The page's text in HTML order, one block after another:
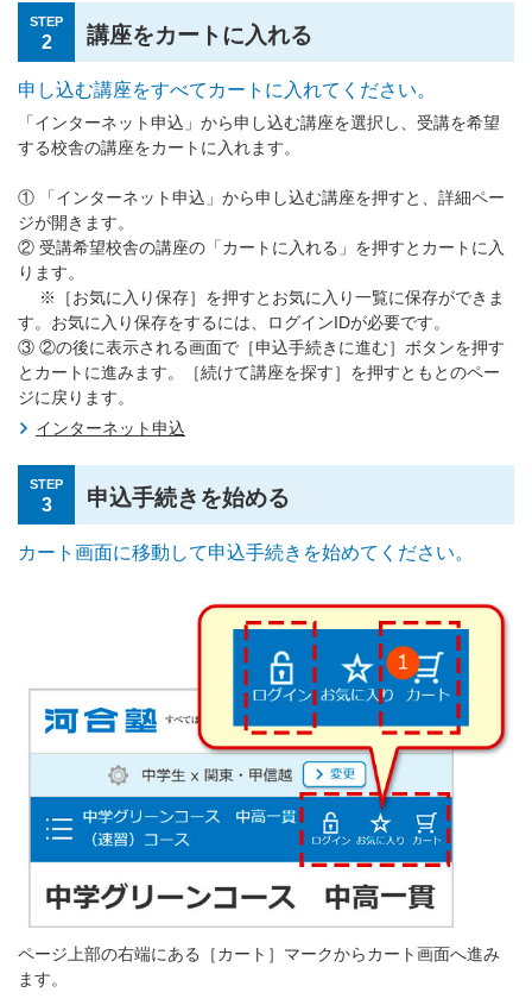
STEP
2 講座をカートに入れる
申し込む講座をすべてカートに入れてください。
「インターネット申込」から申し込む講座を選択し、受講を希望
する校舎の講座をカートに入れます。
① 「インターネット申込」から申し込む講座を押すと、詳細ペー
ジが開きます。
② 受講希望校舎の講座の「カートに入れる」を押すとカートに入
ります。
※［お気に入り保存］を押すとお気に入り一覧に保存ができま
す。お気に入り保存をするには、ログインIDが必要です。
③ ②の後に表示される画面で［申込手続きに進む］ボタンを押す
とカートに進みます。［続けて講座を探す］を押すともとのペー
ジに戻ります。
インターネット申込
STEP
3 申込手続きを始める
カート画面に移動して申込手続きを始めてください。
ページ上部の右端にある［カート］マークからカート画面へ進み
ます。